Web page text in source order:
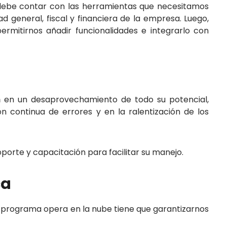
contar con las herramientas que necesitamos
general, fiscal y financiera de la empresa. Luego,
añadir funcionalidades e integrarlo con
un desaprovechamiento de todo su potencial,
continua de errores y en la ralentización de los
y capacitación para facilitar su manejo.
opera en la nube tiene que garantizarnos